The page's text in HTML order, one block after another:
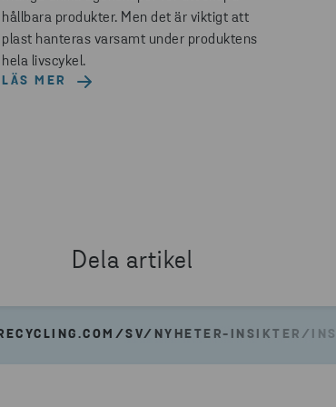
hållbara produkter. Men det är viktigt att
plast hanteras varsamt under produktens
hela livscykel.
LÄS MER
Dela artikel
SV/NYHETER-INSIKTER/